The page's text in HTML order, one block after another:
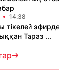
14:38
тікелей эфирде
Тараз ...